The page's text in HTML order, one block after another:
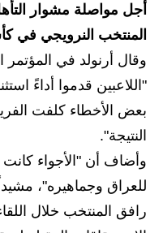
أجل مواصلة مشوار
المنتخب النرويجي في كأس
وقال أرنولد في المؤتمر
"اللاعبين قدموا أداءً
بعض الأخطاء كلفت
النتيجة".
وأضاف أن "الأجواء كانت
للعراق وجماهيره"،
رافق المنتخب خلال